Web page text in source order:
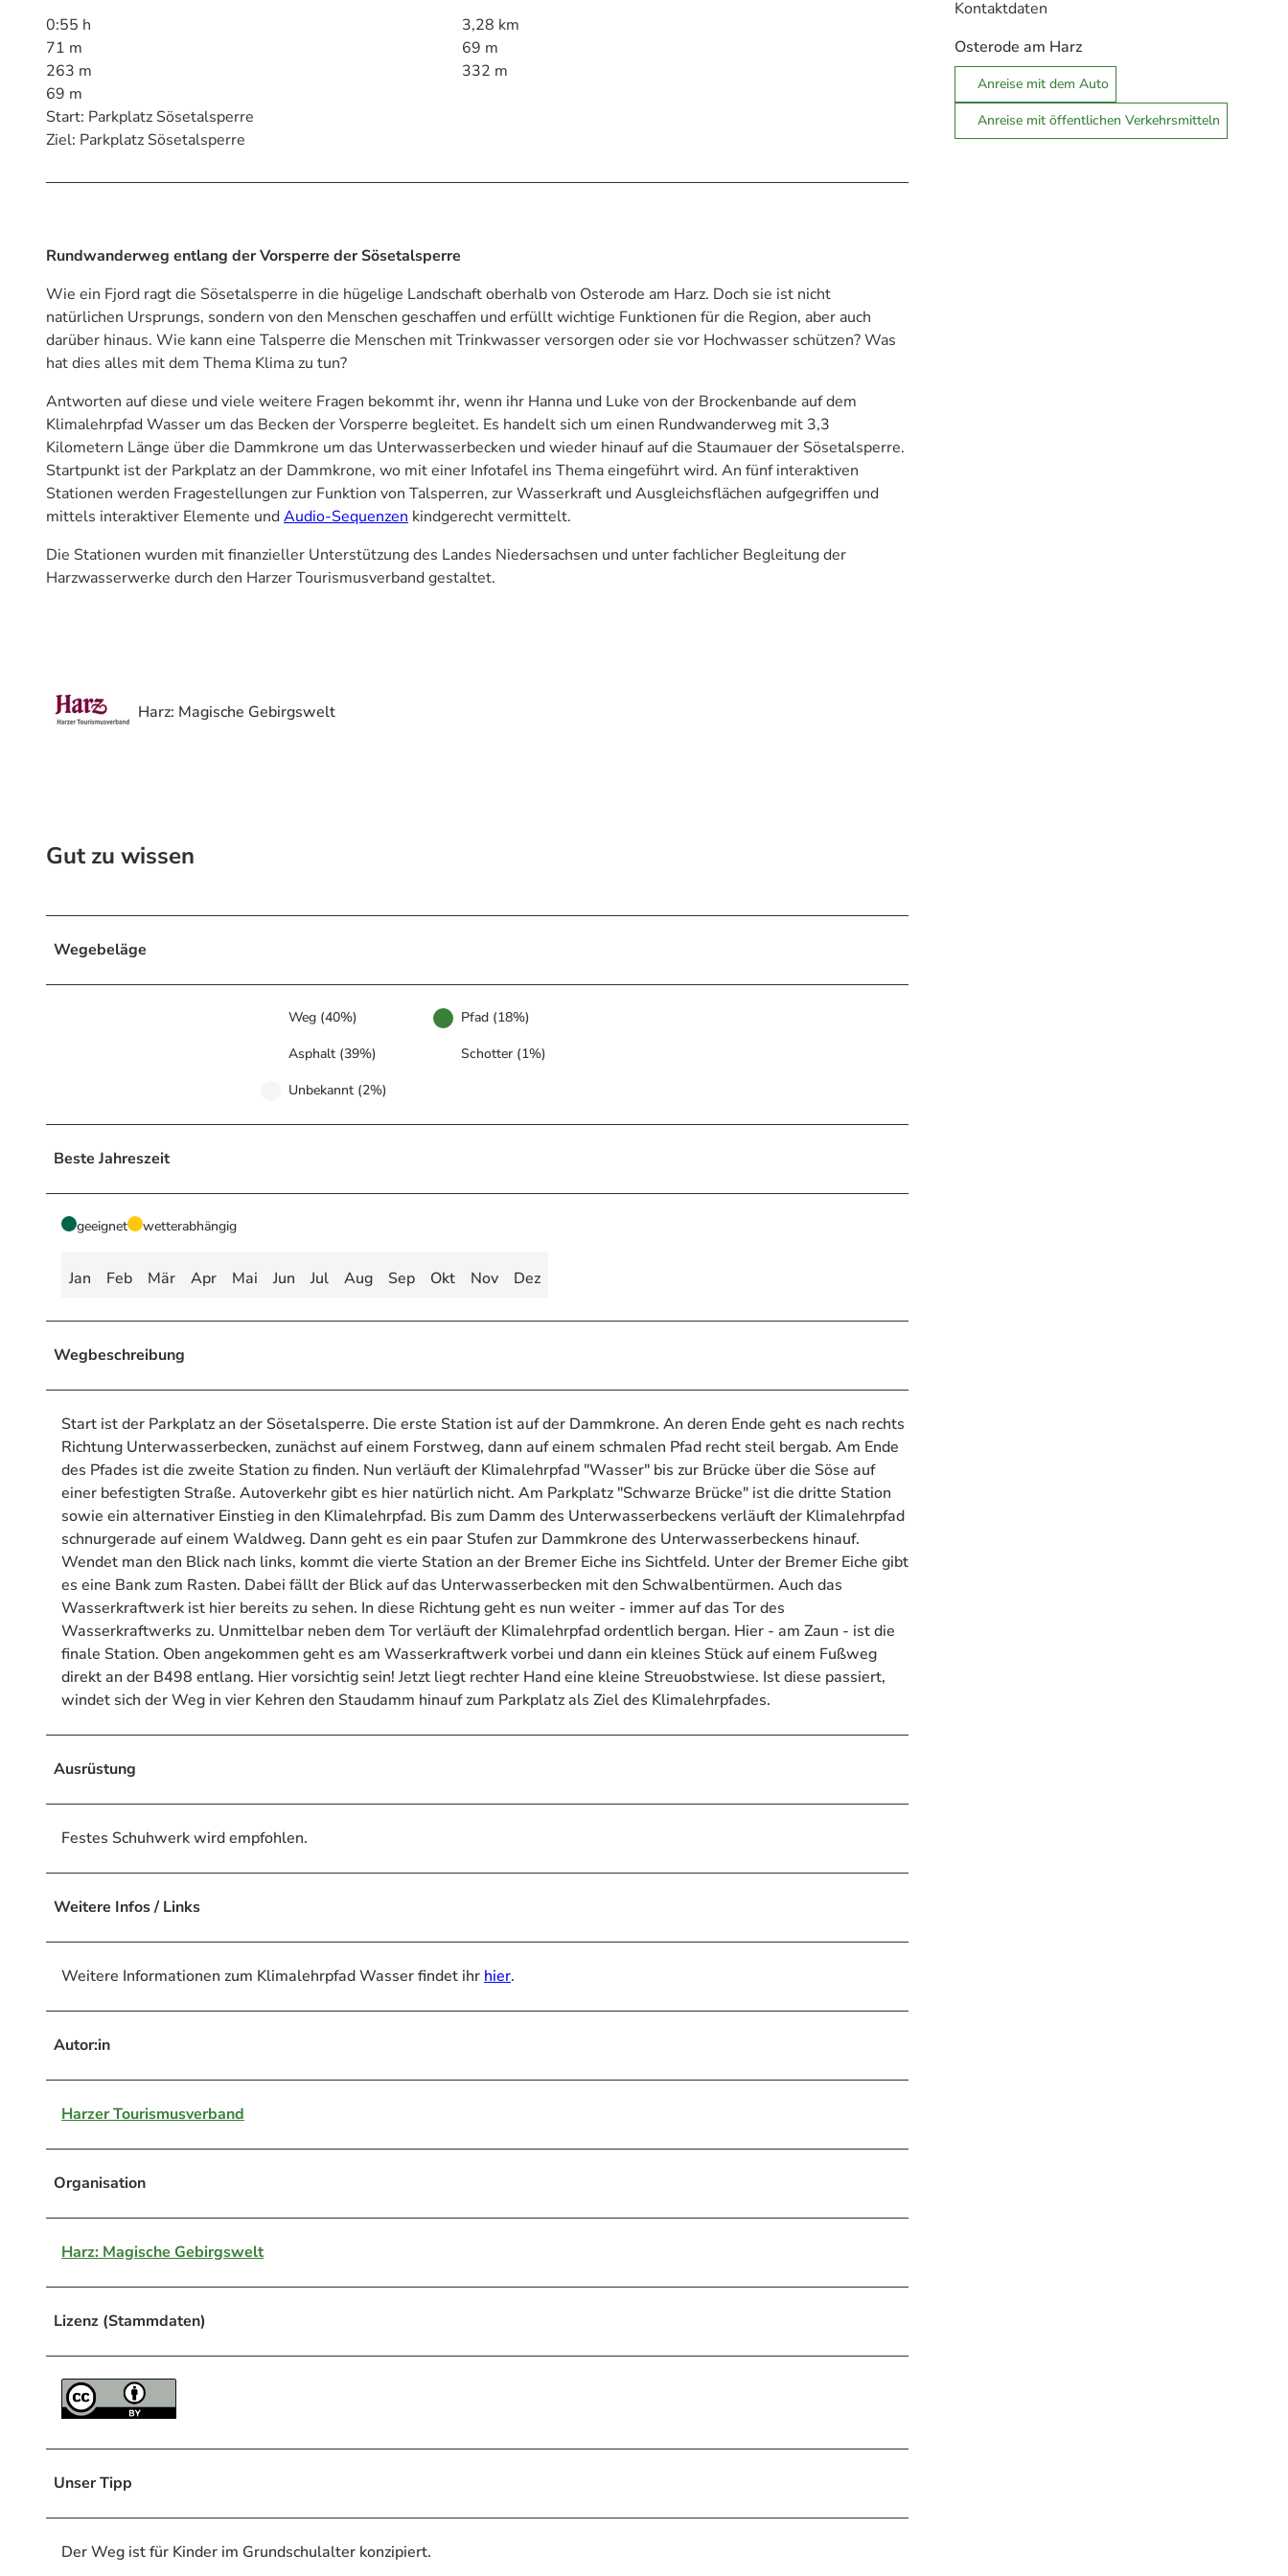
0:55 h
3,28 km
71 m
69 m
263 m
332 m
69 m
Start: Parkplatz Sösetalsperre
Ziel: Parkplatz Sösetalsperre
Rundwanderweg entlang der Vorsperre der Sösetalsperre
Wie ein Fjord ragt die Sösetalsperre in die hügelige Landschaft oberhalb von Osterode am Harz. Doch sie ist nicht
natürlichen Ursprungs, sondern von den Menschen geschaffen und erfüllt wichtige Funktionen für die Region, aber auch
darüber hinaus. Wie kann eine Talsperre die Menschen mit Trinkwasser versorgen oder sie vor Hochwasser schützen? Was
hat dies alles mit dem Thema Klima zu tun?
Antworten auf diese und viele weitere Fragen bekommt ihr, wenn ihr Hanna und Luke von der Brockenbande auf dem
Klimalehrpfad Wasser um das Becken der Vorsperre begleitet. Es handelt sich um einen Rundwanderweg mit 3,3
Kilometern Länge über die Dammkrone um das Unterwasserbecken und wieder hinauf auf die Staumauer der Sösetalsperre.
Startpunkt ist der Parkplatz an der Dammkrone, wo mit einer Infotafel ins Thema eingeführt wird. An fünf interaktiven
Stationen werden Fragestellungen zur Funktion von Talsperren, zur Wasserkraft und Ausgleichsflächen aufgegriffen und
mittels interaktiver Elemente und Audio-Sequenzen kindgerecht vermittelt.
Die Stationen wurden mit finanzieller Unterstützung des Landes Niedersachsen und unter fachlicher Begleitung der
Harzwasserwerke durch den Harzer Tourismusverband gestaltet.
Harz: Magische Gebirgswelt
Gut zu wissen
Wegebeläge
Weg (40%) Pfad (18%)
Asphalt (39%) Schotter (1%)
Unbekannt (2%)
Beste Jahreszeit
geeignet wetterabhängig
Jan Feb Mär Apr Mai Jun Jul Aug Sep Okt Nov Dez
Wegbeschreibung
Start ist der Parkplatz an der Sösetalsperre. Die erste Station ist auf der Dammkrone. An deren Ende geht es nach rechts
Richtung Unterwasserbecken, zunächst auf einem Forstweg, dann auf einem schmalen Pfad recht steil bergab. Am Ende
des Pfades ist die zweite Station zu finden. Nun verläuft der Klimalehrpfad "Wasser" bis zur Brücke über die Söse auf
einer befestigten Straße. Autoverkehr gibt es hier natürlich nicht. Am Parkplatz "Schwarze Brücke" ist die dritte Station
sowie ein alternativer Einstieg in den Klimalehrpfad. Bis zum Damm des Unterwasserbeckens verläuft der Klimalehrpfad
schnurgerade auf einem Waldweg. Dann geht es ein paar Stufen zur Dammkrone des Unterwasserbeckens hinauf.
Wendet man den Blick nach links, kommt die vierte Station an der Bremer Eiche ins Sichtfeld. Unter der Bremer Eiche gibt
es eine Bank zum Rasten. Dabei fällt der Blick auf das Unterwasserbecken mit den Schwalbentürmen. Auch das
Wasserkraftwerk ist hier bereits zu sehen. In diese Richtung geht es nun weiter - immer auf das Tor des
Wasserkraftwerks zu. Unmittelbar neben dem Tor verläuft der Klimalehrpfad ordentlich bergan. Hier - am Zaun - ist die
finale Station. Oben angekommen geht es am Wasserkraftwerk vorbei und dann ein kleines Stück auf einem Fußweg
direkt an der B498 entlang. Hier vorsichtig sein! Jetzt liegt rechter Hand eine kleine Streuobstwiese. Ist diese passiert,
windet sich der Weg in vier Kehren den Staudamm hinauf zum Parkplatz als Ziel des Klimalehrpfades.
Ausrüstung
Festes Schuhwerk wird empfohlen.
Weitere Infos / Links
Weitere Informationen zum Klimalehrpfad Wasser findet ihr hier.
Autor:in
Harzer Tourismusverband
Organisation
Harz: Magische Gebirgswelt
Lizenz (Stammdaten)
Unser Tipp
Der Weg ist für Kinder im Grundschulalter konzipiert.
Kontaktdaten
Osterode am Harz
Anreise mit dem Auto
Anreise mit öffentlichen Verkehrsmitteln